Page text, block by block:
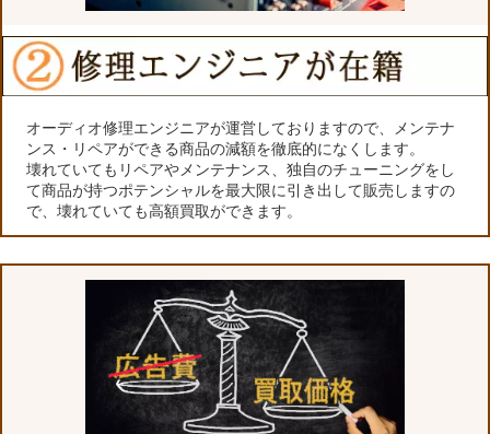
オーディオ修理エンジニアが運営しておりますので、メンテナ
ンス・リペアができる商品の減額を徹底的になくします。
壊れていてもリペアやメンテナンス、独自のチューニングをし
て商品が持つポテンシャルを最大限に引き出して販売しますの
で、壊れていても高額買取ができます。